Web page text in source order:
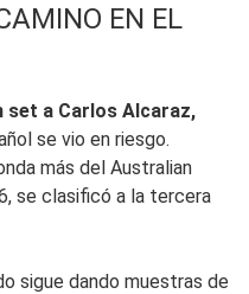
EN EL
set a Carlos Alcaraz,
se vio en riesgo.
más del Australian
se clasificó a la tercera
sigue dando muestras de